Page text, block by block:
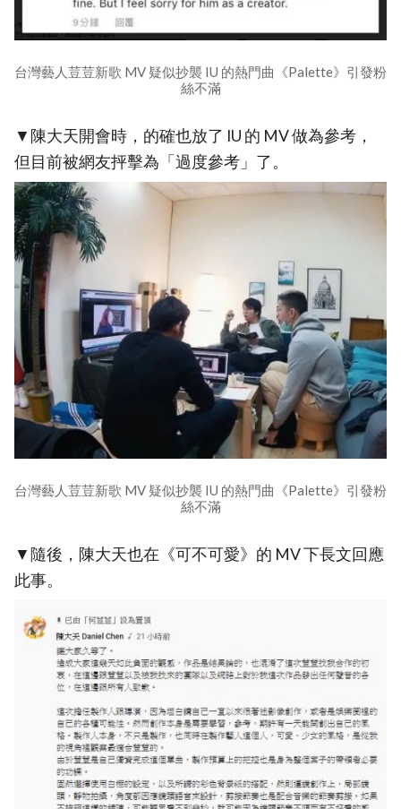
台灣藝人荳荳新歌 MV 疑似抄襲 IU 的熱門曲《Palette》引發粉
絲不滿
▼陳大天開會時，的確也放了 IU 的 MV 做為參考，
但目前被網友抨擊為「過度參考」了。
台灣藝人荳荳新歌 MV 疑似抄襲 IU 的熱門曲《Palette》引發粉
絲不滿
▼隨後，陳大天也在《可不可愛》的 MV 下長文回應
此事。